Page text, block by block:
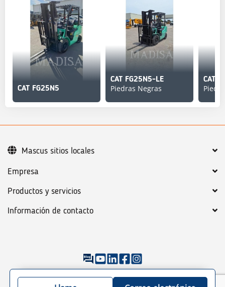
CAT FG25N5
CAT FG25N5-LE
Piedras Negras
CAT
Empresa
Productos y servicios
Información de contacto
©2026 Mascus Condiciones generales
Mascus sitios locales